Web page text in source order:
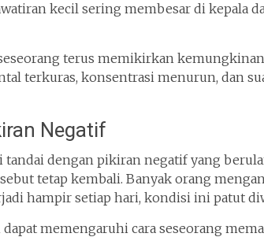
kecil sering membesar di kepala
terus memikirkan
terkuras, konsentrasi menurun, dan
Negatif
tandai dengan pikiran negatif yang
tetap kembali. Banyak orang
hampir setiap hari, kondisi ini patut
memengaruhi cara seseorang